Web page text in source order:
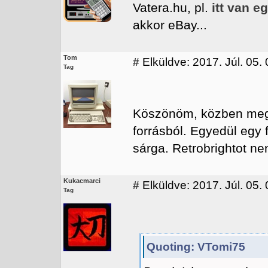
Vatera.hu, pl. itt van
akkor eBay...
Tom
Tag # Elküldve: 2017. Júl. 05.
Köszönöm, közben
forrásból. Egyedül egy
sárga. Retrobrightot
Kukacmarci
Tag # Elküldve: 2017. Júl. 05.
Quoting: VTomi75